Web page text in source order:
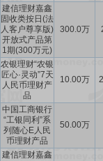
建信理财嘉鑫
固收类按日(法
人客户尊享版)
开放式产品第
1期(300万元)
300.0万
农银理财“农银
匠心·灵动”7天
人民币理财产
品
10.00万
中国工商银行
“工银同利”系
列随心E人民
币理财产品
50.00万
建信理财嘉鑫